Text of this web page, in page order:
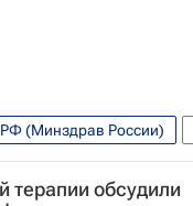
(Минздрав России)
Медицина красоты
терапии обсудили